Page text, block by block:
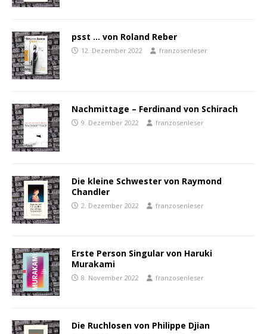
psst … von Roland Reber
12. Dezember 2022 franzosenleser
Nachmittage – Ferdinand von Schirach
9. Dezember 2022 franzosenleser
Die kleine Schwester von Raymond
Chandler
2. Dezember 2022 franzosenleser
Erste Person Singular von Haruki
Murakami
8. November 2022 franzosenleser
Die Ruchlosen von Philippe Djian